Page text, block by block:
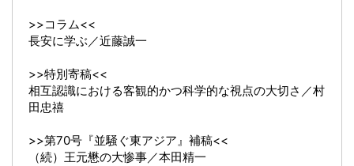
>>コラム<<
長安に学ぶ／近藤誠一
>>特別寄稿<<
相互認識における客観的かつ科学的な視点の大切さ／村
田忠禧
>>第70号『並騒ぐ東アジア』補稿<<
（続）王元懋の大惨事／本田精一